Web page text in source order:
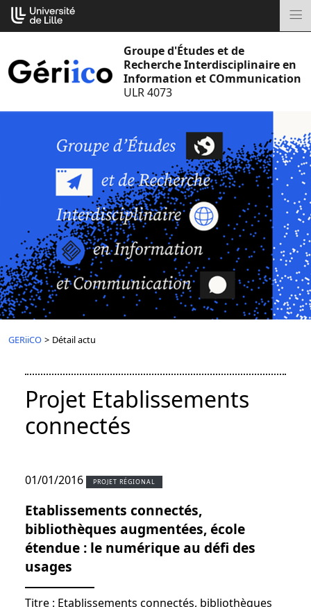
Aller
au
Groupe d'Études et de
Recherche Interdisciplinaire en
Information et COmmunication
ULR 4073
GERiiCO > Détail actu
Projet Etablissements
connectés
01/01/2016 PROJET RÉGIONAL
Etablissements connectés,
bibliothèques augmentées, école
étendue : le numérique au défi des
usages
Titre : Etablissements connectés, bibliothèques
Cookies management panel